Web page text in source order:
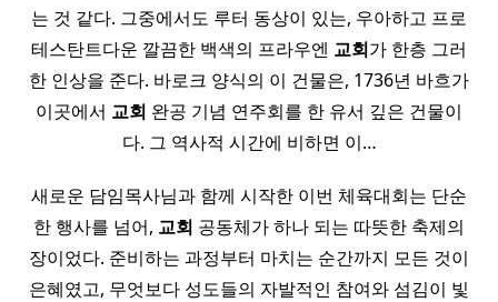
는 것 같다. 그중에서도 루터 동상이 있는, 우아하고 프로
테스탄트다운 깔끔한 백색의 프라우엔 교회가 한층 그러
한 인상을 준다. 바로크 양식의 이 건물은, 1736년 바흐가
이곳에서 교회 완공 기념 연주회를 한 유서 깊은 건물이
다. 그 역사적 시간에 비하면 이…
새로운 담임목사님과 함께 시작한 이번 체육대회는 단순
한 행사를 넘어, 교회 공동체가 하나 되는 따뜻한 축제의
장이었다. 준비하는 과정부터 마치는 순간까지 모든 것이
은혜였고, 무엇보다 성도들의 자발적인 참여와 섬김이 빛